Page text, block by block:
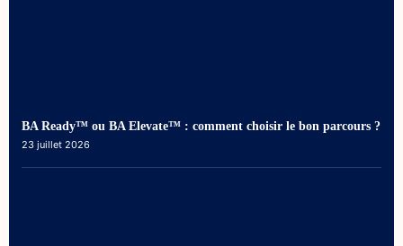
BA Ready™ ou BA Elevate™ : comment choisir le bon parcours ?
23 juillet 2026